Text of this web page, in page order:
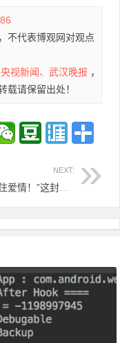
不代表博观网对观点
央视新闻、武汉晚报 ，
载请保留出处！
NEXT:
“我想抓住爱情！”这封小学生换座位申请书火了！